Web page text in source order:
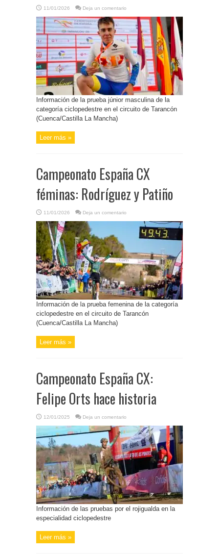
11/01/2026 Deja un comentario
Información de la prueba júnior masculina de la
categoría ciclopedestre en el circuito de Tarancón
(Cuenca/Castilla La Mancha)
Leer más »
Campeonato España CX
féminas: Rodríguez y Patiño
11/01/2026 Deja un comentario
Información de la prueba femenina de la categoría
ciclopedestre en el circuito de Tarancón
(Cuenca/Castilla La Mancha)
Leer más »
Campeonato España CX:
Felipe Orts hace historia
12/01/2025 Deja un comentario
Información de las pruebas por el rojigualda en la
especialidad ciclopedestre
Leer más »